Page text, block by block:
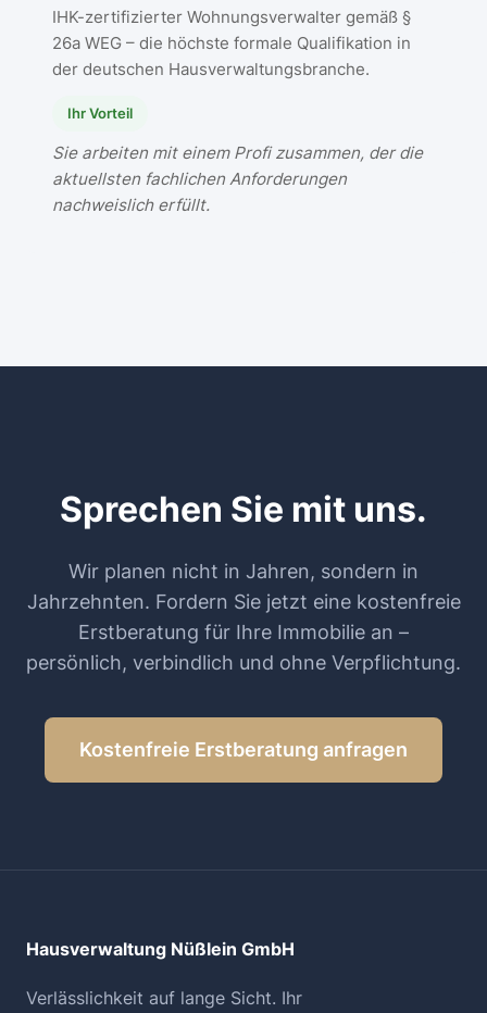
IHK-zertifizierter Wohnungsverwalter gemäß §
26a WEG – die höchste formale Qualifikation in
der deutschen Hausverwaltungsbranche.
Ihr Vorteil
Sie arbeiten mit einem Profi zusammen, der die
aktuellsten fachlichen Anforderungen
nachweislich erfüllt.
Sprechen Sie mit uns.
Wir planen nicht in Jahren, sondern in
Jahrzehnten. Fordern Sie jetzt eine kostenfreie
Erstberatung für Ihre Immobilie an –
persönlich, verbindlich und ohne Verpflichtung.
Kostenfreie Erstberatung anfragen
Hausverwaltung Nüßlein GmbH
Verlässlichkeit auf lange Sicht. Ihr